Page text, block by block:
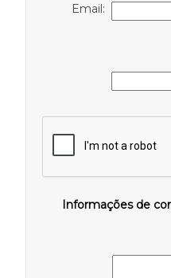
Email:
Informações de